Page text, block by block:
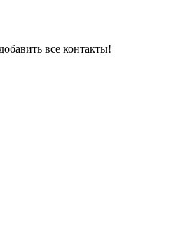
все контакты!